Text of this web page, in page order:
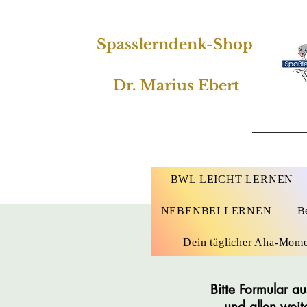
Spasslerndenk-Shop
Dr. Marius Ebert
BWL LEICHT LERNEN
NEBENBEI LERNEN
Dein täglicher Aha-
Bitte Formular